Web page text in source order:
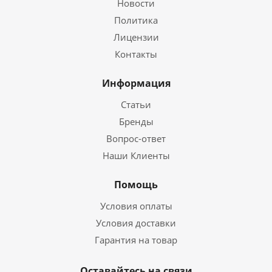
Новости
Политика
Лицензии
Контакты
Информация
Статьи
Бренды
Вопрос-ответ
Наши Клиенты
Помощь
Условия оплаты
Условия доставки
Гарантия на товар